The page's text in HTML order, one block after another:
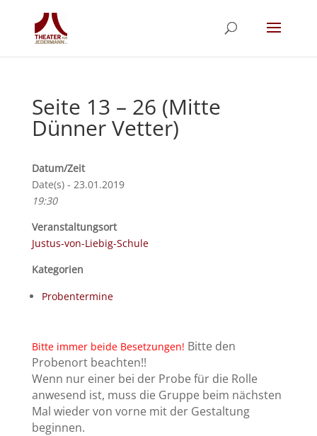
Seite 13 – 26 (Mitte
Dünner Vetter)
Datum/Zeit
Date(s) - 23.01.2019
19:30
Veranstaltungsort
Justus-von-Liebig-Schule
Kategorien
Probentermine
Bitte immer beide Besetzungen! Bitte den
Probenort beachten!!
Wenn nur einer bei der Probe für die Rolle
anwesend ist, muss die Gruppe beim nächsten
Mal wieder von vorne mit der Gestaltung
beginnen.